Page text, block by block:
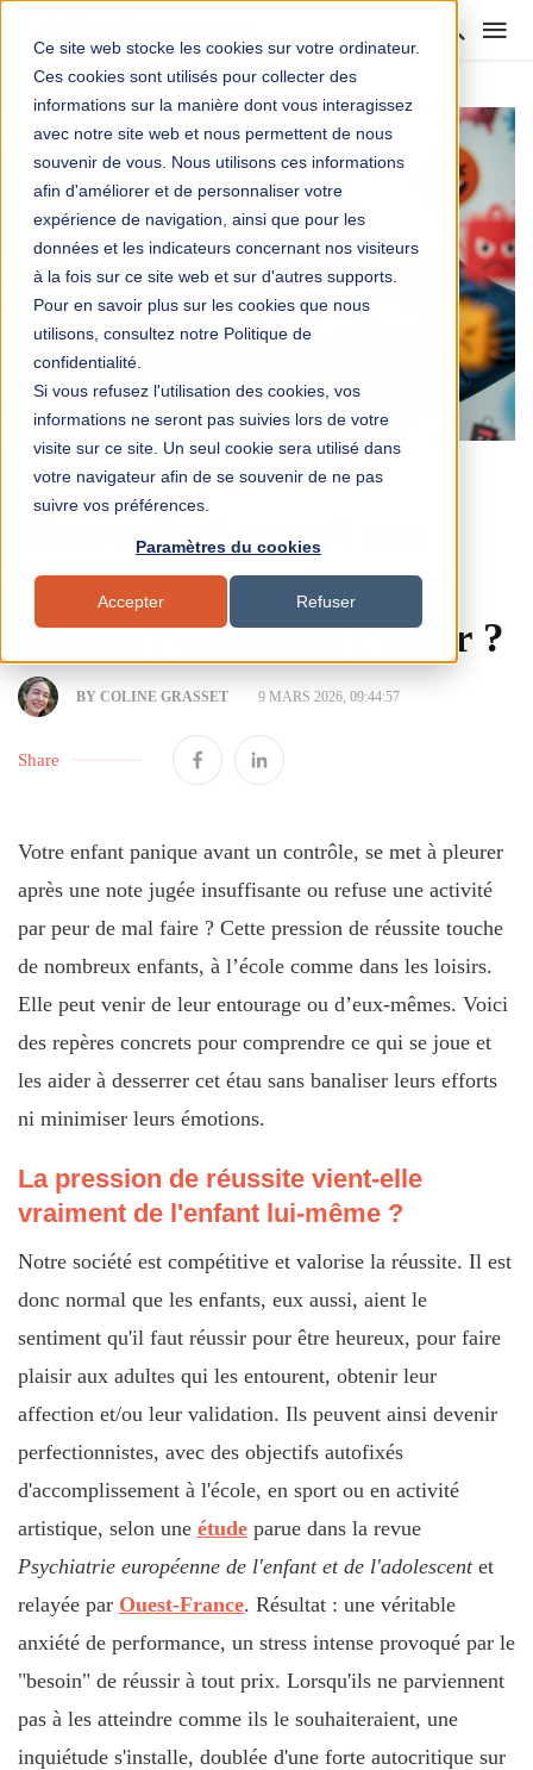
Ce site web stocke les cookies sur votre ordinateur.
Ces cookies sont utilisés pour collecter des
informations sur la manière dont vous interagissez
avec notre site web et nous permettent de nous
souvenir de vous. Nous utilisons ces informations
afin d'améliorer et de personnaliser votre
expérience de navigation, ainsi que pour les
données et les indicateurs concernant nos visiteurs
à la fois sur ce site web et sur d'autres supports.
Pour en savoir plus sur les cookies que nous
utilisons, consultez notre Politique de
confidentialité.
Si vous refusez l'utilisation des cookies, vos
informations ne seront pas suivies lors de votre
visite sur ce site. Un seul cookie sera utilisé dans
votre navigateur afin de se souvenir de ne pas
suivre vos préférences.
Paramètres du cookies
Accepter Refuser
ÉDUCATION
Mon enfant se met une
pression énorme pour
réussir : comment l’aider ?
BY COLINE GRASSET 9 MARS 2026, 09:44:57
Share
Votre enfant panique avant un contrôle, se met à pleurer
après une note jugée insuffisante ou refuse une activité
par peur de mal faire ? Cette pression de réussite touche
de nombreux enfants, à l’école comme dans les loisirs.
Elle peut venir de leur entourage ou d’eux-mêmes. Voici
des repères concrets pour comprendre ce qui se joue et
les aider à desserrer cet étau sans banaliser leurs efforts
ni minimiser leurs émotions.
La pression de réussite vient-elle
vraiment de l'enfant lui-même ?
Notre société est compétitive et valorise la réussite. Il est
donc normal que les enfants, eux aussi, aient le
sentiment qu'il faut réussir pour être heureux, pour faire
plaisir aux adultes qui les entourent, obtenir leur
affection et/ou leur validation. Ils peuvent ainsi devenir
perfectionnistes, avec des objectifs autofixés
d'accomplissement à l'école, en sport ou en activité
artistique, selon une étude parue dans la revue
Psychiatrie européenne de l'enfant et de l'adolescentet
relayée par Ouest-France. Résultat : une véritable
anxiété de performance, un stress intense provoqué par le
"besoin" de réussir à tout prix. Lorsqu'ils ne parviennent
pas à les atteindre comme ils le souhaiteraient, une
inquiétude s'installe, doublée d'une forte autocritique sur